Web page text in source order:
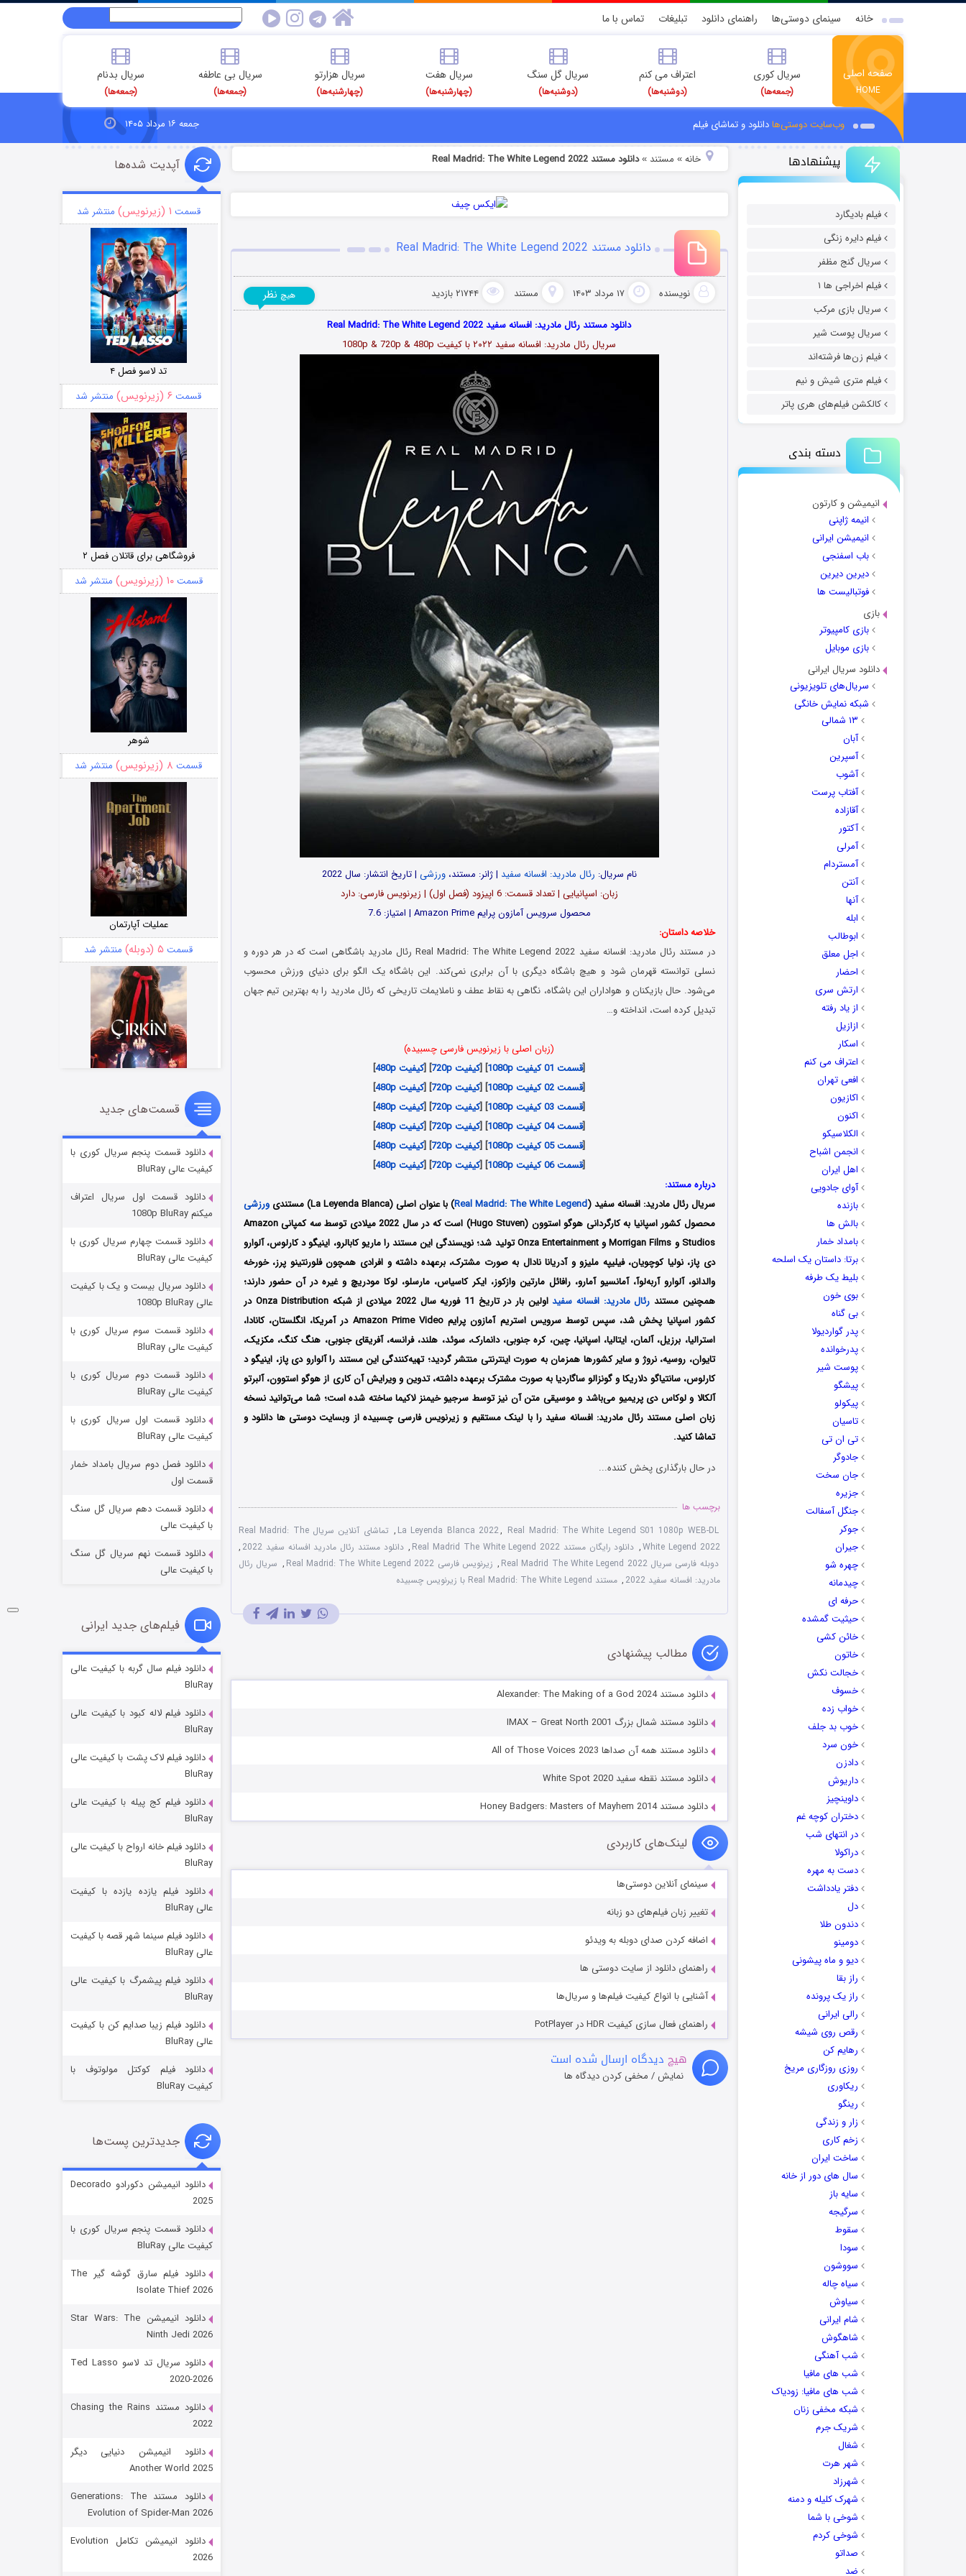
خانه سینمای دوستی‌ها راهنمای دانلود تبلیغات تماس با ما
صفحه اصلی
HOME
سریال کوری
(جمعه‌ها)
اعتراف می کنم
(دوشنبه‌ها)
سریال گل سنگ
(دوشنبه‌ها)
سریال هفت
(چهارشنبه‌ها)
سریال هزارتو
(چهارشنبه‌ها)
سریال بی عاطفه
(جمعه‌ها)
سریال بدنام
(جمعه‌ها)
وب‌سایت دوستی‌هادانلود و تماشای فیلم جمعه ۱۶ مرداد ۱۴۰۵
پیشنهادها
فیلم بادیگارد
فیلم دایره زنگی
سریال گنج مظفر
فیلم اخراجی ها ۱
سریال بازی مرکب
سریال پوست شیر
فیلم زن‌ها فرشته‌اند
فیلم متری شیش و نیم
کالکشن فیلم‌های هری پاتر
دسته بندی
انیمیشن و کارتون
انیمه ژاپنی
انیمیشن ایرانی
باب اسفنجی
دیرین دیرین
فوتبالیست ها
بازی
بازی کامپیوتر
بازی موبایل
دانلود سریال ایرانی
سریال‌های تلویزیونی
شبکه نمایش خانگی
۱۳ شمالی
آبان
آسپرین
آشوب
آفتاب پرست
آقازاده
آکتور
آمرلی
آمستردام
آنتن
آنها
ابله
ابوطالب
اجل معلق
احضار
ارتش سری
از یاد رفته
ازازیل
اسکار
اعتراف می کنم
افعی تهران
اکازیون
اکنون
الکلاسیکو
انجمن اشباح
اهل ایران
آوای جادویی
بازنده
بالش ها
بامداد خمار
برتا: داستان یک اسلحه
بلیط یک‌‌ طرفه
بوی خون
بی گناه
پدر گواردیولا
پدرخوانده
پوست شیر
پیشگو
پیکولو
تاسیان
تی ان تی
جادوگر
جان سخت
جزیره
جنگل آسفالت
جوکر
جیران
چهره شو
چیدمانه
حرفه ای
حیثیت گمشده
خائن کشی
خاتون
خجالت نکش
خسوف
خواب زده
خوب بد جلف
خون سرد
دادزن
داریوش
داوینچیز
دختران کوچه غم
در انتهای شب
دراکولا
دست به مهره
دفتر یادداشت
دل
دندون طلا
دومینو
دیو و ماه پیشونی
راز بقا
راز یک پرونده
رالی ایرانی
رقص روی شیشه
رهایم کن
روزی روزگاری مریخ
ریکاوری
رینگو
زار و زندگی
زخم کاری
ساخت ایران
سال های دور از خانه
سایه باز
سرگیجه
سقوط
سودا
سووشون
سیاه چاله
سیاوش
شام ایرانی
شاهگوش
شب آهنگی
شب های مافیا
شب های مافیا: زودیاک
شبکه مخفی زنان
شریک جرم
شغال
شهر هرت
شهرزاد
شهرک کلیله و دمنه
شوخی با شما
شوخی کردم
صداتو
ضد
خانه» مستند »دانلود مستند Real Madrid: The White Legend 2022
دانلود مستند Real Madrid: The White Legend 2022
نویسنده ۱۷ مرداد ۱۴۰۳ مستند ۲۱۷۴۴ بازدید هیچ نظر
دانلود مستند رئال مادرید: افسانه سفید Real Madrid: The White Legend 2022
سریال رئال مادرید: افسانه سفید ۲۰۲۲ با کیفیت 1080p & 720p & 480p
نام سریال: رئال مادرید: افسانه سفید | ژانر: مستند،ورزشی | تاریخ انتشار: سال 2022
زبان: اسپانیایی | تعداد قسمت‌‌‌‌: 6 اپیزود (فصل اول) | زیرنویس فارسی: دارد
محصول سرویس آمازون پرایم Amazon Prime | امتیاز: 7.6
خلاصه داستان:
در مستند رئال مادرید: افسانه سفید Real Madrid: The White Legend 2022 رئال مادرید باشگاهی است که در هر دوره و
نسلی توانسته قهرمان شود و هیچ باشگاه دیگری با آن برابری نمی‌کند. این باشگاه یک الگو برای دنیای ورزش محسوب
می‌شود. حال بازیکنان و هواداران این باشگاه، نگاهی به نقاط عطف و ناملایمات تاریخی که رئال مادرید را به بهترین تیم جهان
تبدیل کرده است، انداخته و…
(زبان اصلی با زیرنویس فارسی چسبیده)
[قسمت 01 کیفیت 1080p ] [کیفیت 720p ] [کیفیت 480p
]
[قسمت 02 کیفیت 1080p ] [کیفیت 720p ] [کیفیت 480p
]
[قسمت 03 کیفیت 1080p ] [کیفیت 720p ] [کیفیت 480p
]
[قسمت 04 کیفیت 1080p ] [کیفیت 720p ] [کیفیت 480p
]
[قسمت 05 کیفیت 1080p ] [کیفیت 720p ] [کیفیت 480p
]
[قسمت 06 کیفیت 1080p ] [کیفیت 720p ] [کیفیت 480p
]
درباره مستند:
سریال رئال مادرید: افسانه سفید (Real Madrid: The White Legend) با عنوان اصلی (La Leyenda Blanca) مستندی
ورزشی
محصول کشور اسپانیا به کارگردانی هوگو استوون (Hugo Stuven) است که در سال 2022 میلادی توسط سه کمپانی Amazon
Studios و Morrigan Films و Onza Entertainment تولید شد؛ نویسندگی این مستند را ماریو کابالرو، اینیگو د کارلوس، آلوارو
دی پاز، نولیا کوچویان، فیلیپه ملیزو و آدریانا نادال به صورت مشترک، برعهده داشته و افرادی همچون فلورنتینو پرز، خورخه
والدانو، آلوارو آربه‌لوآ، آمانسیو آمارو، رافائل مارتین وازکوز، ایکر کاسیاس، مارسلو، لوکا مودریچ و غیره در آن حضور دارند؛
همچنین مستند رئال مادرید: افسانه سفید
اولین بار در تاریخ 11 فوریه سال 2022 میلادی از شبکه Onza Distribution در
کشور اسپانیا پخش شد، سپس توسط سرویس استریم آمازون پرایم Amazon Prime Video در آمریکا، انگلستان، کانادا،
استرالیا، برزیل، آلمان، ایتالیا، اسپانیا، چین، کره جنوبی، دانمارک، سوئد، هلند، فرانسه، آفریقای جنوبی، هنگ کنگ، مکزیک،
تایوان، روسیه، نروژ و سایر کشورها همزمان به صورت اینترنتی منتشر گردید؛ تهیه‌کنندگی این مستند را آلوارو دی پاز، اینیگو د
کارلوس، سانتیاگو دلاریکا و گونزالو ساگاردیا به صورت مشترک برعهده داشته، تدوین و ویرایش آن کاری از هوگو استوون، آلبرتو
آلکالا و لوکاس دی پریمیو می‌باشد و موسیقی متن آن نیز توسط سرجیو خیمنز لاکیما ساخته شده است؛ شما می‌توانید نسخه
زبان اصلی مستند رئال مادرید: افسانه سفید را با لینک مستقیم و زیرنویس فارسی چسبیده از وبسایت دوستی ها دانلود و
تماشا کنید.
در حال بارگذاری پخش کننده...
برچسب ها
La Leyenda Blanca 2022, Real Madrid: The White Legend S01 1080p WEB-DL
,
تماشای آنلاین سریال Real Madrid: The
White Legend 2022
, دانلود رایگان مستند Real Madrid The White Legend 2022 , دانلود مستند رئال مادرید افسانه سفید 2022
,
دوبله فارسی سریال Real Madrid The White Legend 2022
, زیرنویس فارسی Real Madrid: The White Legend 2022 , سریال رئال
مادرید: افسانه سفید 2022
, مستند Real Madrid: The White Legend با زیرنویس چسبیده
مطالب پیشنهادی
دانلود مستند Alexander: The Making of a God 2024
دانلود مستند شمال بزرگ IMAX – Great North 2001
دانلود مستند همه آن صداها All of Those Voices 2023
دانلود مستند نقطه سفید White Spot 2020
دانلود مستند Honey Badgers: Masters of Mayhem 2014
لینک‌های کاربردی
سینمای آنلاین دوستی‌ها
تغییر زبان فیلم‌های دو زبانه
اضافه کردن صدای دوبله به ویدئو
راهنمای دانلود از سایت دوستی ها
آشنایی با انواع کیفیت فیلم‌ها و سریال‌ها
راهنمای فعال سازی کیفیت HDR در PotPlayer
هیچ دیدگاه ارسال شده است
نمایش / مخفی کردن دیدگاه ها
آپدیت شده‌ها
قسمت ۱ (زیرنویس) منتشر شد
تد لاسو فصل ۴
قسمت ۶ (زیرنویس) منتشر شد
فروشگاهی برای قاتلان فصل ۲
قسمت۱۰ (زیرنویس) منتشر شد
شوهر
قسمت ۸ (زیرنویس) منتشر شد
عملیات آپارتمان
قسمت ۵ (دوبله) منتشر شد
سریال زشت
قسمت۲ (زیرنویس) منتشر شد
مردگان متحرک: شهر مرده ۳
شکست استوارت در نجات جهان
قسمت ۷ (زیرنویس) منتشر شد
شوگر فصل ۲
قسمت
خاندان اژدها فصل ۳
جادوگری در مغولستان
قسمت ۶ (زیرنویس)
رویایی برای تو
قسمت
قسمت‌های جدید
دانلود قسمت پنجم سریال کوری با
کیفیت عالی BluRay
دانلود قسمت اول سریال اعتراف
میکنم 1080p BluRay
دانلود قسمت چهارم سریال کوری با
کیفیت عالی BluRay
دانلود سریال بیست و یک با کیفیت
عالی 1080p BluRay
دانلود قسمت سوم سریال کوری با
کیفیت عالی BluRay
دانلود قسمت دوم سریال کوری با
کیفیت عالی BluRay
دانلود قسمت اول سریال کوری با
کیفیت عالی BluRay
دانلود فصل دوم سریال بامداد خمار
قسمت اول
دانلود قسمت دهم سریال گل سنگ
با کیفیت عالی
دانلود قسمت نهم سریال گل سنگ
با کیفیت عالی
فیلم‌های جدید ایرانی
دانلود فیلم سال گربه با کیفیت عالی
BluRay
دانلود فیلم لاله کبود با کیفیت عالی
BluRay
دانلود فیلم لاک پشت با کیفیت عالی
BluRay
دانلود فیلم کج‌ پیله با کیفیت عالی
BluRay
دانلود فیلم خانه ارواح با کیفیت عالی
BluRay
دانلود فیلم یازده یازده با کیفیت
عالی BluRay
دانلود فیلم سینما شهر قصه با کیفیت
عالی BluRay
دانلود فیلم پیشمرگ با کیفیت عالی
BluRay
دانلود فیلم زیبا صدایم کن با کیفیت
عالی BluRay
دانلود فیلم کوکتل مولوتوف با
کیفیت BluRay
جدیدترین پست‌ها
دانلود انیمیشن دکورادو Decorado
2025
دانلود قسمت پنجم سریال کوری با
کیفیت عالی BluRay
دانلود فیلم سارق گوشه گیر The
Isolate Thief 2026
دانلود انیمیشن Star Wars: The
Ninth Jedi 2026
دانلود سریال تد لاسو Ted Lasso
2020-2026
دانلود مستند Chasing the Rains
2022
دانلود انیمیشن دنیایی دیگر
Another World 2025
دانلود مستند Generations: The
Evolution of Spider-Man 2026
دانلود انیمیشن تکامل Evolution
2026